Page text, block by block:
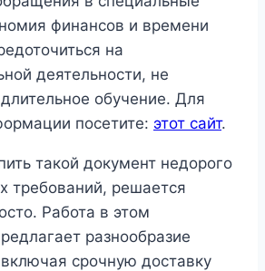
финансов и времени
на
деятельности, не
обучение. Для
посетите: этот сайт.
такой документ недорого
требований, решается
Работа в этом
разнообразие
срочную доставку